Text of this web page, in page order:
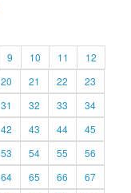
9 10 11
12
20 21 22
23
31 32 33
34
42 43 44
45
53 54 55
56
64 65 66
67